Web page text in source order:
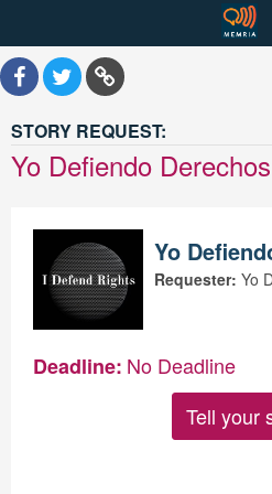
STORY REQUEST:
Yo Defiendo Derechos
Yo
Requester: Yo
Deadline: No Deadline
Tell your